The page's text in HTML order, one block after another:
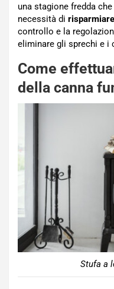
una stagione fredda
necessità di risparmiare
controllo e la
eliminare gli sprechi e
Come
della canna
Stufa a